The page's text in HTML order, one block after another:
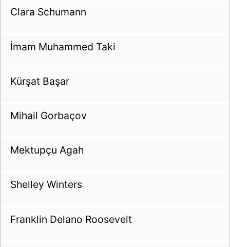
Clara Schumann
İmam Muhammed Taki
Kürşat Başar
Mihail Gorbaçov
Mektupçu Agah
Shelley Winters
Franklin Delano Roosevelt